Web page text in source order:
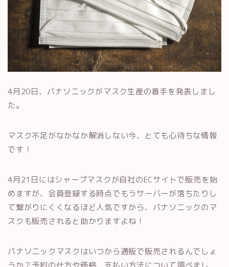
4月20日、パナソニックがマスク生産の着手を発表しまし
た。
マスク不足がなかなか解消しない今、とても心待ちな情報
です！
4月21日にはシャープマスクが自社のECサイトで販売を始
めますが、会員登録する時点でもうサーバーが落ちたりし
て繋がりにくくなるほど人気ですから、パナソニックのマ
スクも販売されると助かりますよね！
パナソニックマスクはいつから通販で販売されるんでしょ